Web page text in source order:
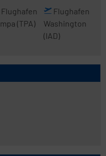
Flughafen
(TPA)
Flughafen
Washington
(IAD)